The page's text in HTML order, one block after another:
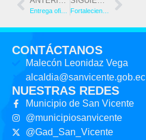
Fortaleciendo el desarrollo agrícola de nuestro cantón
CONTÁCTANOS
Malecón Leonidaz Vega
alcaldia@sanvicente.gob.ec
NUESTRAS REDES
Municipio de San Vicente
@municipiosanvicente
@Gad_San_Vicente